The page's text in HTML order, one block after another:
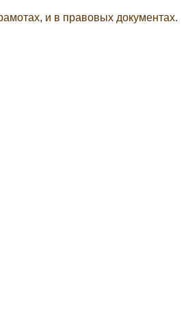
и в правовых документах.